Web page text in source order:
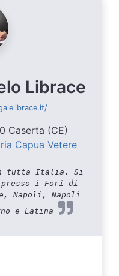
Librace
Caserta (CE)
Capua Vetere
in tutta Italia. Si
i Fori di
Napoli, Napoli
e Latina